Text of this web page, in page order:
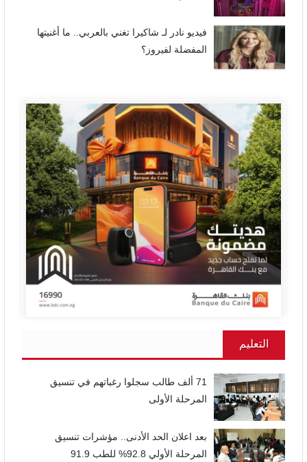
فيديو نادر لـ شاكيرا تغني بالعربي.. ما أغنيتها
المفضلة لفيروز؟
التعليم
71 ألف طالب سجلوا رغباتهم في تنسيق
المرحلة الأولى
بعد اعلان الحد الأدنى.. مؤشرات تنسيق
المرحلة الأولي 92.8% للطب 91.9